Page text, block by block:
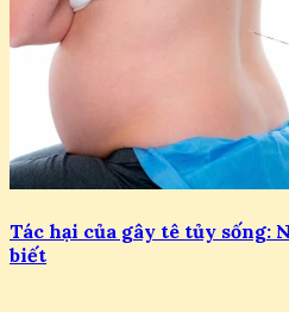
Tác hại của gây tê tủy sống:
biết